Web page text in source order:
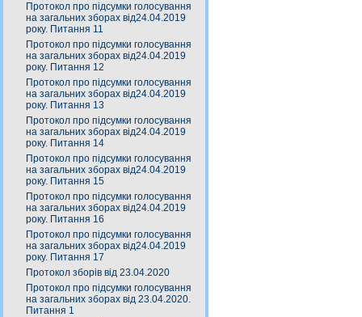
Протокол про підсумки голосування
на загальних зборах від24.04.2019
року. Питання 11
Протокол про підсумки голосування
на загальних зборах від24.04.2019
року. Питання 12
Протокол про підсумки голосування
на загальних зборах від24.04.2019
року. Питання 13
Протокол про підсумки голосування
на загальних зборах від24.04.2019
року. Питання 14
Протокол про підсумки голосування
на загальних зборах від24.04.2019
року. Питання 15
Протокол про підсумки голосування
на загальних зборах від24.04.2019
року. Питання 16
Протокол про підсумки голосування
на загальних зборах від24.04.2019
року. Питання 17
Протокол зборів від 23.04.2020
Протокол про підсумки голосування
на загальних зборах від 23.04.2020.
Питання 1